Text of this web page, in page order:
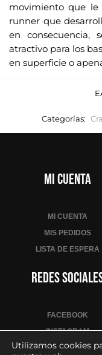
movimiento que
runner que
en consecuencia,
atractivo para los
en superficie o
Categorías:
Mi cuenta
MI CUENTA
MIS PEDIDOS
LISTA DE ESPERA
Redes
FACEBOOK
INSTAGRAM
YOUTUBE
Utilizamos cookies